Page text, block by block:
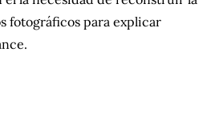
fotográficos para explicar